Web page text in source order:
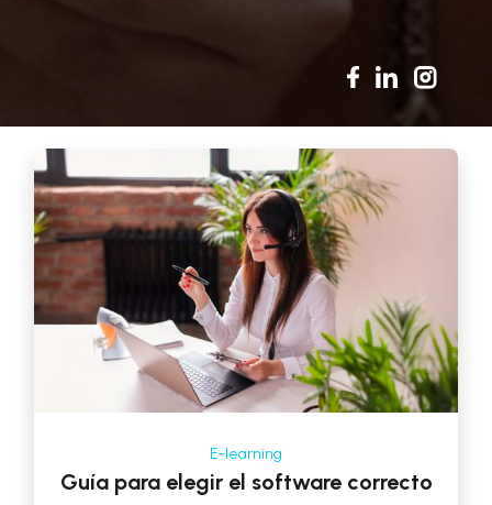
E-learning
Guía para elegir el software correcto